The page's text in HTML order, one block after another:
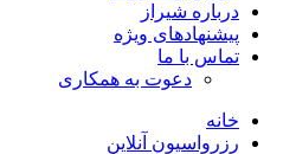
درباره شیراز
پیشنهادهای ویژه
تماس با ما
دعوت به همکاری
خانه
رزرواسیون آنلاین